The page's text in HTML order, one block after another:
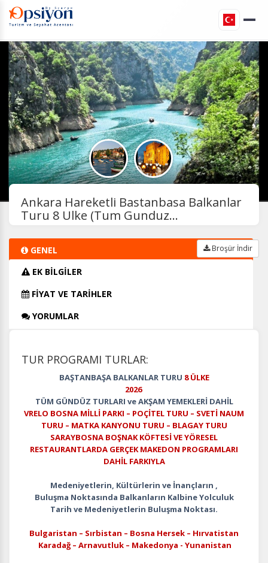
Ankara Hareketli Bastanbasa Balkanlar
Turu 8 Ulke (Tum Gunduz...
GENEL
EK BİLGİLER
FİYAT VE TARİHLER
YORUMLAR
Broşür İndir
TUR PROGRAMI TURLAR:
BAŞTANBAŞA BALKANLAR TURU 8 ÜLKE
2026
TÜM GÜNDÜZ TURLARI ve AKŞAM YEMEKLERİ DAHİL
VRELO BOSNA MİLLİ PARKI – POÇİTEL TURU – SVETİ NAUM
TURU – MATKA KANYONU TURU – BLAGAY TURU
SARAYBOSNA BOŞNAK KÖFTESİ VE YÖRESEL
RESTAURANTLARDA GERÇEK MAKEDON PROGRAMLARI
DAHİL FARKIYLA
Medeniyetlerin, Kültürlerin ve İnançların ,
Buluşma Noktasında Balkanların Kalbine Yolculuk
Tarih ve Medeniyetlerin Buluşma Noktası.
Bulgaristan – Sırbistan – Bosna Hersek – Hırvatistan
Karadağ – Arnavutluk – Makedonya - Yunanistan